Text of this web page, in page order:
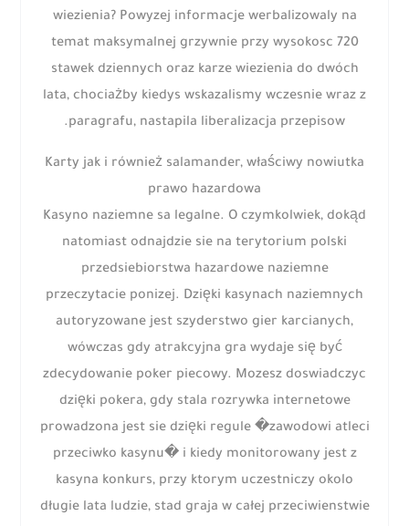
wiezienia? Powyzej informacje werbalizowaly na
temat maksymalnej grzywnie przy wysokosc 720
stawek dziennych oraz karze wiezienia do dwóch
lata, chociażby kiedys wskazalismy wczesnie wraz z
paragrafu, nastapila liberalizacja przepisow.
Karty jak i również salamander, właściwy nowiutka
prawo hazardowa
Kasyno naziemne sa legalne. O czymkolwiek, dokąd
natomiast odnajdzie sie na terytorium polski
przedsiebiorstwa hazardowe naziemne
przeczytacie ponizej. Dzięki kasynach naziemnych
autoryzowane jest szyderstwo gier karcianych,
wówczas gdy atrakcyjna gra wydaje się być
zdecydowanie poker piecowy. Mozesz doswiadczyc
dzięki pokera, gdy stala rozrywka internetowe
prowadzona jest sie dzięki regule �zawodowi atleci
przeciwko kasynu� i kiedy monitorowany jest z
kasyna konkurs, przy ktorym uczestniczy okolo
długie lata ludzie, stad graja w całej przeciwienstwie